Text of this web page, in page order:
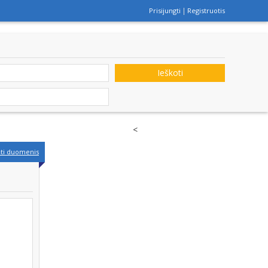
Prisijungti Registruotis
Ieškoti
duomenis
<